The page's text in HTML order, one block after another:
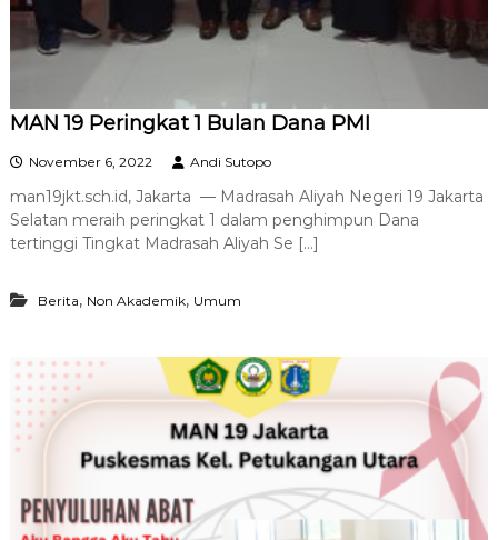
MAN 19 Peringkat 1 Bulan Dana PMI
November 6, 2022 Andi Sutopo
man19jkt.sch.id, Jakarta — Madrasah Aliyah Negeri 19 Jakarta
Selatan meraih peringkat 1 dalam penghimpun Dana
tertinggi Tingkat Madrasah Aliyah Se […]
Berita, Non Akademik, Umum